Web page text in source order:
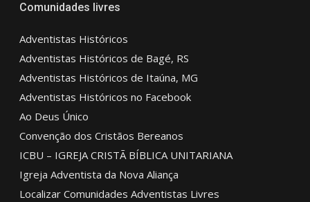
Comunidades livres
Adventistas Históricos
Adventistas Históricos de Bagé, RS
Adventistas Históricos de Itaúna, MG
Adventistas Históricos no Facebook
Ao Deus Único
Convenção dos Cristãos Bereanos
ICBU – IGREJA CRISTÃ BÍBLICA UNITARIANA
Igreja Adventista da Nova Aliança
Localizar Comunidades Adventistas Livres